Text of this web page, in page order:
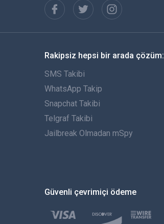
Rakipsiz hepsi bir arada çözüm:
SMS Takibi
WhatsApp Takip
Snapchat Takibi
Telgraf Takibi
Jailbreak Olmadan mSpy
Güvenli çevrimiçi ödeme